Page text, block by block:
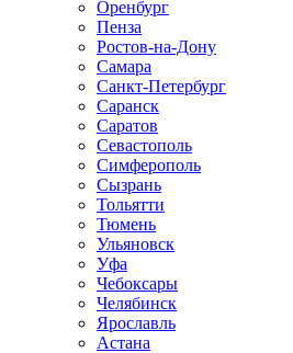
Оренбург
Пенза
Ростов-на-Дону
Самара
Санкт-Петербург
Саранск
Саратов
Севастополь
Симферополь
Сызрань
Тольятти
Тюмень
Ульяновск
Уфа
Чебоксары
Челябинск
Ярославль
Астана